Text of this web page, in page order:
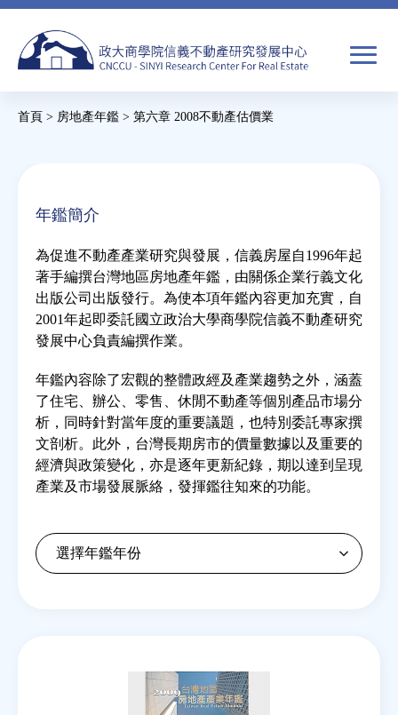
Jump
navigation
表
搜
焦點新聞
教育推廣
房市分析
研究獎勵
房地產年鑑
電子報
這
首頁 > 房地產年鑑 > 第六章 2008不動產估價業
年鑑簡介
為促進不動產產業研究與發展，信義房屋自1996年起
著手編撰台灣地區房地產年鑑，由關係企業行義文化
出版公司出版發行。為使本項年鑑內容更加充實，自
2001年起即委託國立政治大學商學院信義不動產研究
發展中心負責編撰作業。
年鑑內容除了宏觀的整體政經及產業趨勢之外，涵蓋
了住宅、辦公、零售、休閒不動產等個別產品市場分
析，同時針對當年度的重要議題，也特別委託專家撰
文剖析。此外，台灣長期房市的價量數據以及重要的
經濟與政策變化，亦是逐年更新紀錄，期以達到呈現
產業及市場發展脈絡，發揮鑑往知來的功能。